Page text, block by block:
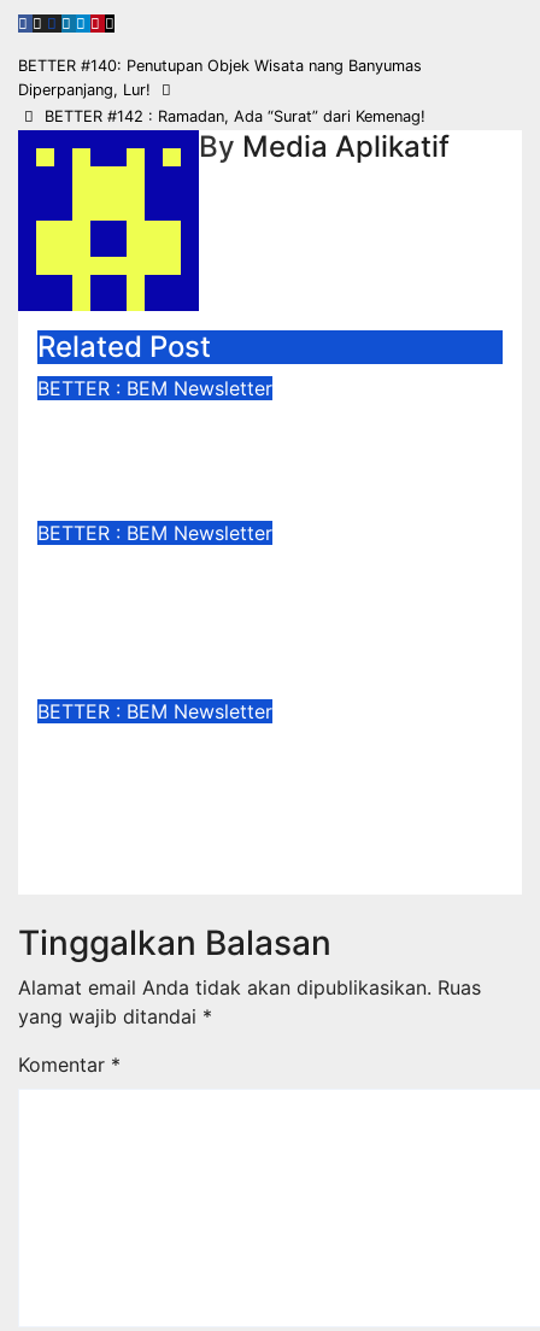
Navigasi
pos
BETTER #140: Penutupan Objek Wisata nang Banyumas
Diperpanjang, Lur!
BETTER #142 : Ramadan, Ada “Surat” dari Kemenag!
By Media Aplikatif
Related Post
BETTER : BEM Newsletter
BETTER : BEM Newsletter
BETTER : BEM Newsletter
Tinggalkan Balasan
Alamat email Anda tidak akan dipublikasikan. Ruas
yang wajib ditandai *
Komentar *